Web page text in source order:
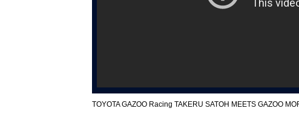
TOYOTA GAZOO Racing TAKERU SATOH MEETS GAZOO